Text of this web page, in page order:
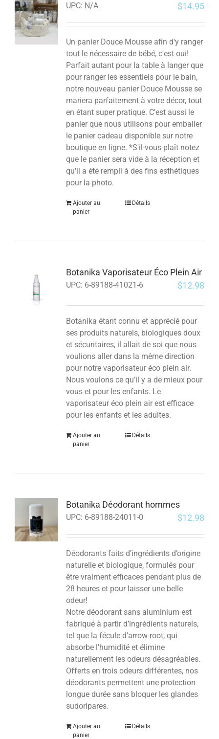
UPC: N/A $14.95
Un panier Douce Mousse afin d'y ranger
tout le nécessaire de bébé, c'est oui!
Parfait autant pour la table à langer que
pour ranger les essentiels pour le bain,
notre nouveau panier Douce Mousse se
mariera parfaitement à votre décor, tout
en étant super pratique. C'est aussi le
panier que nous utilisons pour emballer
le panier cadeau disponible sur notre
boutique en ligne. *S'il-vous-plaît notez
que le panier sera vide à la réception et
qu'il a été rempli à des fins esthétiques
pour la photo.
Ajouter au
panier
Détails
Botanika Vaporisateur Éco Plein Air
UPC: 6-89188-41021-6 $12.98
Botanika étant connu et apprécié pour
ses produits naturels, biologiques doux
et sécuritaires, il allait de soi que nous
voulions aller dans la même direction
pour notre vaporisateur éco plein air.
Nous voulons ce qu’il y a de mieux pour
vous et pour les enfants. Le
vaporisateur éco plein air est efficace
pour les enfants et les adultes.
Ajouter au
panier
Détails
Botanika Déodorant hommes
UPC: 6-89188-24011-0 $12.98
Déodorants faits d’ingrédients d’origine
naturelle et biologique, formulés pour
être vraiment efficaces pendant plus de
28 heures et pour laisser une belle
odeur!
Notre déodorant sans aluminium est
fabriqué à partir d’ingrédients naturels,
tel que la fécule d’arrow-root, qui
absorbe l’humidité et élimine
naturellement les odeurs désagréables.
Offerts en trois odeurs différentes, nos
déodorants permettent une protection
longue durée sans bloquer les glandes
sudoripares.
Ajouter au
panier
Détails